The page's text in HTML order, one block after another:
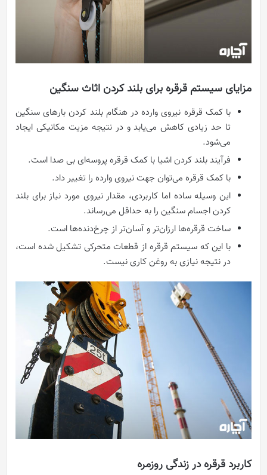
مزایای سیستم قرقره برای بلند کردن اثاث سنگین
با کمک قرقره نیروی وارده در هنگام بلند کردن بارهای سنگین
تا حد زیادی کاهش می‌یابد و در نتیجه مزیت مکانیکی ایجاد
می‌شود.
فرآیند بلند کردن اشیا با کمک قرقره پروسه‌ای بی صدا است.
با کمک قرقره می‌توان جهت نیروی وارده را تغییر داد.
این وسیله ساده اما کاربردی، مقدار نیروی مورد نیاز برای بلند
کردن اجسام سنگین را به حداقل می‌رساند.
ساخت قرقره‌ها ارزان‌تر و آسان‌تر از چرخ‌دنده‌ها است.
با این که سیستم قرقره از قطعات متحرکی تشکیل شده است،
در نتیجه نیازی به روغن کاری نیست.
کاربرد قرقره در زندگی روزمره